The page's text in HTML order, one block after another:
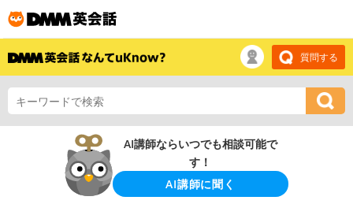
質問する
AI講師ならいつでも相談可能で
す！
AI講師に聞く